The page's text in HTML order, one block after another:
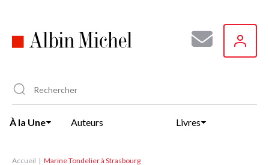
principal
À la Une Auteurs Livres
Accueil Marine Tondelier à Strasbourg